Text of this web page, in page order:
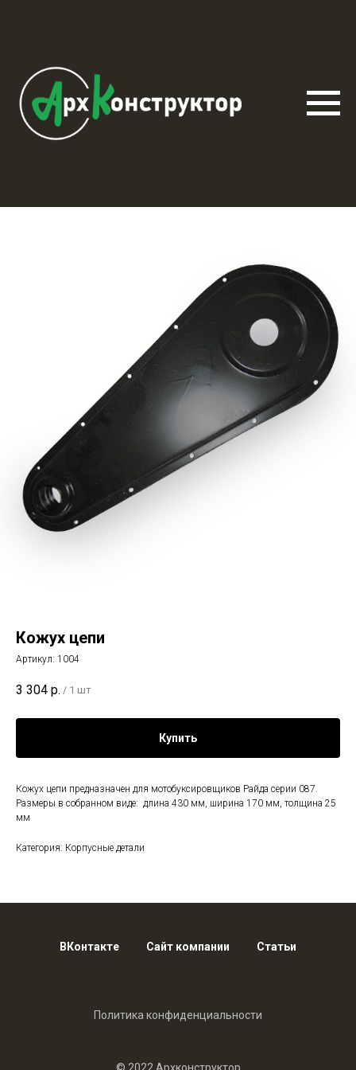
Кожух цепи
Артикул: 1004
3 304 р. / 1 шт
Купить
Кожух цепи предназначен для мотобуксировщиков Райда серии 087.
Размеры в собранном виде: длина 430 мм, ширина 170 мм, толщина 25
мм
Категория: Корпусные детали
ВКонтакте Сайт компании Статьи
Политика конфиденциальности